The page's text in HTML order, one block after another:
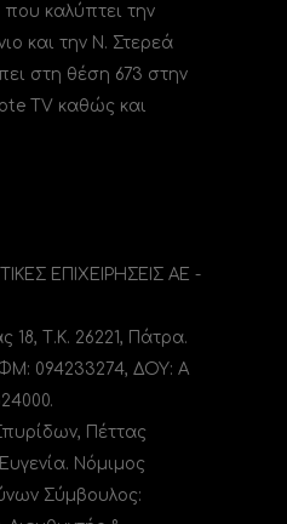
καλύπτει την
και την Ν. Στερεά
στη θέση 673 στην
TV καθώς και
ΕΠΙΧΕΙΡΗΣΕΙΣ ΑΕ -
Τ.Κ. 26221, Πάτρα.
094233274, ΔΟΥ: A
Πέττας
Νόμιμος
Σύμβουλος: